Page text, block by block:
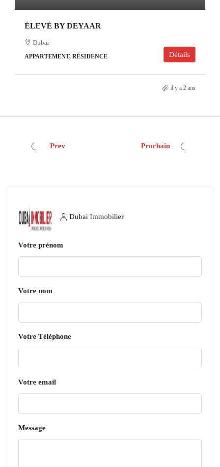
ÉLEVÉ BY DEYAAR
Dubai
APPARTEMENT, RÉSIDENCE Détails
il y a 2 ans
Prev Prochain
Dubai Immobilier
Votre prénom
Votre nom
Votre Téléphone
Votre email
Message